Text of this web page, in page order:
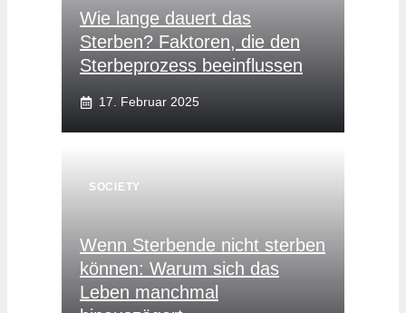
Wie lange dauert das
Sterben? Faktoren, die den
Sterbeprozess beeinflussen
17. Februar 2025
SOCIETY
Wenn Sterbende nicht sterben
können: Warum sich das
Leben manchmal